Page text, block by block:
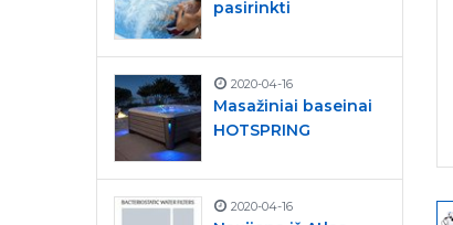
pasirinkti
2020-04-16
Masažiniai baseinai
HOTSPRING
2020-04-16